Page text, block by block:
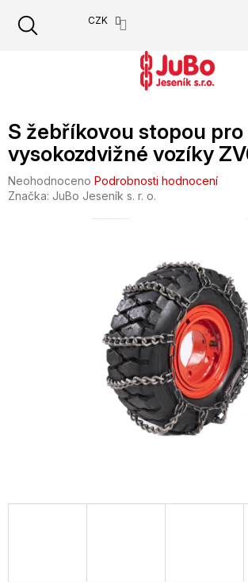
obsah
CZK
S žebříkovou stopou pro
vysokozdvižné vozíky
Průměrné
hodnocení
Neohodnoceno Podrobnosti hodnocení
Značka: JuBo Jeseník s. r. o.